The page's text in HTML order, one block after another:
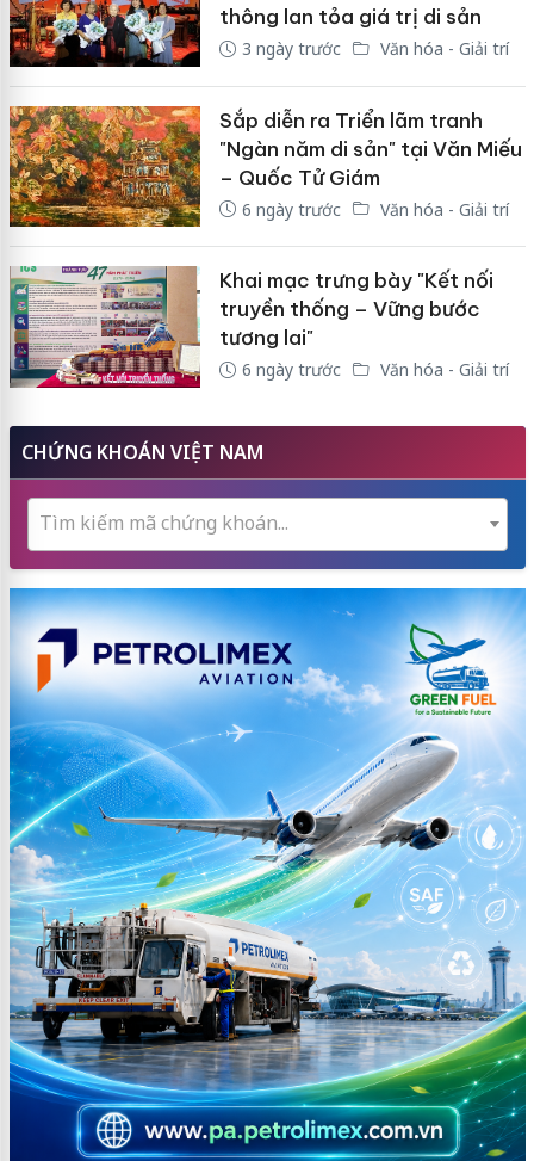
thông lan tỏa giá trị di sản
3 ngày trước Văn hóa - Giải trí
Sắp diễn ra Triển lãm tranh
"Ngàn năm di sản" tại Văn Miếu
– Quốc Tử Giám
6 ngày trước Văn hóa - Giải trí
Khai mạc trưng bày "Kết nối
truyền thống – Vững bước
tương lai"
6 ngày trước Văn hóa - Giải trí
CHỨNG KHOÁN VIỆT NAM
Tìm kiếm mã chứng khoán...